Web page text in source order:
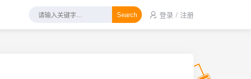
Search 登录 / 注册